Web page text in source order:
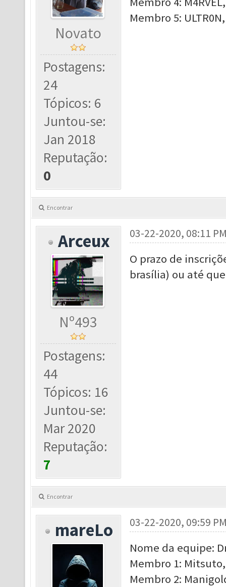
Novato
Postagens:
24
Tópicos: 6
Juntou-se:
Jan 2018
Reputação:
0
Membro 5:
Encontrar
Arceux
Nº493
Postagens:
44
Tópicos: 16
Juntou-se:
Mar 2020
Reputação:
7
03-22-2020, 08:11
O prazo de
brasília) ou até
Encontrar
mareLo 03-22-2020, 09:59
Nome da equipe:
Membro 1:
Membro 2: